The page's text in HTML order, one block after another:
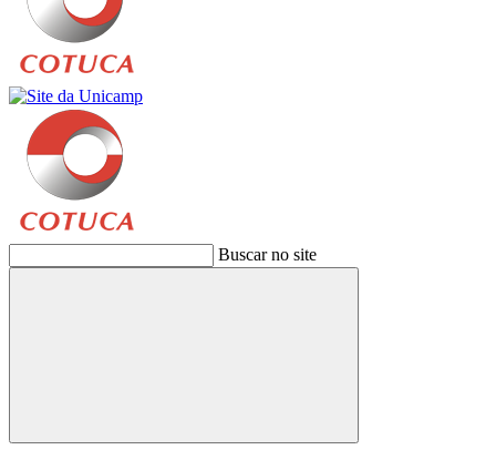
Buscar no site
Buscar